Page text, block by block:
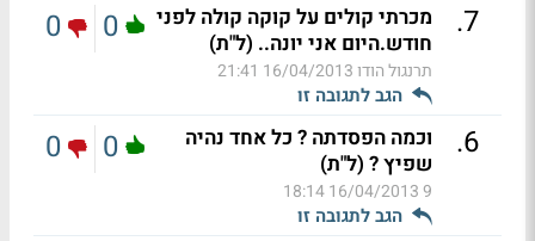
7
.
מכרתי קולים על קוקה קולה לפני
חודש.היום אני יונה.. (ל"ת)
תרנגול הודו16/04/2013 21:41
הגב לתגובה זו
0
0
6
.
וכמה הפסדתה ? כל אחד נהיה
שפיץ ? (ל"ת)
9
16/04/2013 18:14
הגב לתגובה זו
0
0